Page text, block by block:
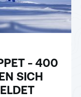
- 400
SICH